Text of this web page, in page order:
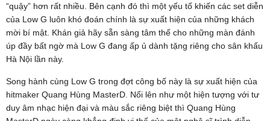
“quậy” hơn rất nhiều. Bên cạnh đó thì một yếu tố khiến các set diễn
của Low G luôn khó đoán chính là sự xuất hiện của những khách
mời bí mật. Khán giả hãy sẵn sàng tâm thế cho những màn đánh
úp đầy bất ngờ mà Low G đang ấp ủ dành tặng riêng cho sân khấu
Hà Nội lần này.
Song hành cùng Low G trong đợt công bố này là sự xuất hiện của
hitmaker Quang Hùng MasterD. Nổi lên như một hiện tượng với tư
duy âm nhạc hiện đại và màu sắc riêng biệt thì Quang Hùng